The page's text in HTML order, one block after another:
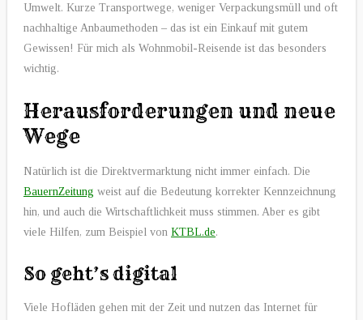
Umwelt. Kurze Transportwege, weniger Verpackungsmüll und oft
nachhaltige Anbaumethoden – das ist ein Einkauf mit gutem
Gewissen! Für mich als Wohnmobil-Reisende ist das besonders
wichtig.
Herausforderungen und neue
Wege
Natürlich ist die Direktvermarktung nicht immer einfach. Die
BauernZeitung weist auf die Bedeutung korrekter Kennzeichnung
hin, und auch die Wirtschaftlichkeit muss stimmen. Aber es gibt
viele Hilfen, zum Beispiel von KTBL.de.
So geht’s digital
Viele Hofläden gehen mit der Zeit und nutzen das Internet für